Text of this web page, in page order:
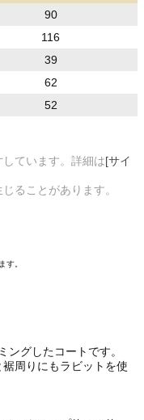
90
116
39
62
52
ています。詳細は[サイ
ることがあります。
す。
グしたコートです。
周りにもラビットを使